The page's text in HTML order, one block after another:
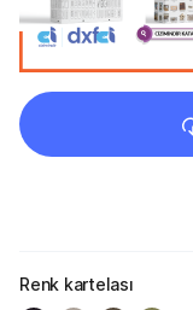
Renk kartelası